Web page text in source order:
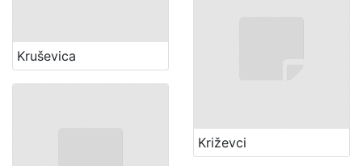
Križevci
Kruševica